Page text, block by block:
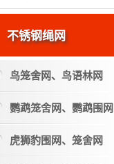
不锈钢绳网
鸟笼舍网、鸟语林网
鹦鹉笼舍网、鹦鹉围网
虎狮豹围网、笼舍网